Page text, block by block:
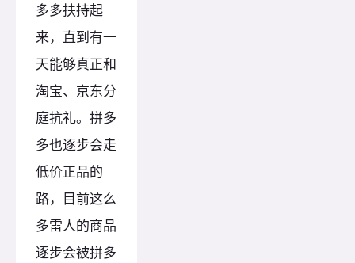
多多扶持起
来，直到有一
天能够真正和
淘宝、京东分
庭抗礼。拼多
多也逐步会走
低价正品的
路，目前这么
多雷人的商品
逐步会被拼多